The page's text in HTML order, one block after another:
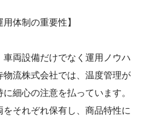
体制の重要性】
両設備だけでなく運用ノウハ
流株式会社では、温度管理が
細心の注意を払っています。
それぞれ保有し、商品特性に